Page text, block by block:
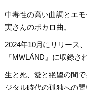
中毒性の高い曲調とエ
実さんのボカロ曲。
2024年10月にリリース
『MWLÁND』に収録さ
生と死、愛と絶望の間
ジタル時代の孤独への